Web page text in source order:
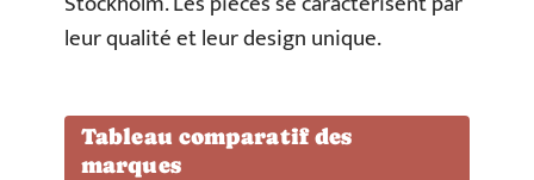
leur qualité et leur design unique.
Tableau comparatif des
marques